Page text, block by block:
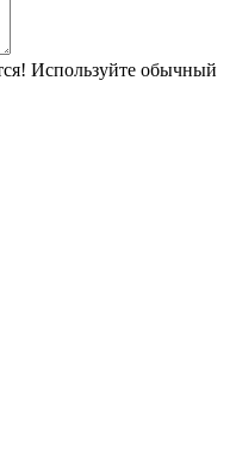
Используйте обычный